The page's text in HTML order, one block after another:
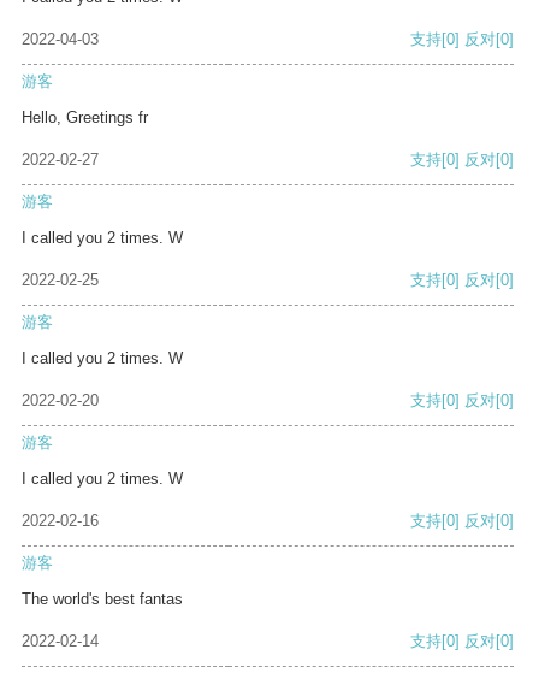
2022-04-03 支持[0] 反对[0]
游客
Hello, Greetings fr
2022-02-27 支持[0] 反对[0]
游客
I called you 2 times. W
2022-02-25 支持[0] 反对[0]
游客
I called you 2 times. W
2022-02-20 支持[0] 反对[0]
游客
I called you 2 times. W
2022-02-16 支持[0] 反对[0]
游客
The world's best fantas
2022-02-14 支持[0] 反对[0]